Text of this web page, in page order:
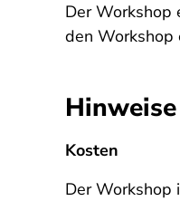
Der Workshop
den Workshop
Kosten
Der Workshop